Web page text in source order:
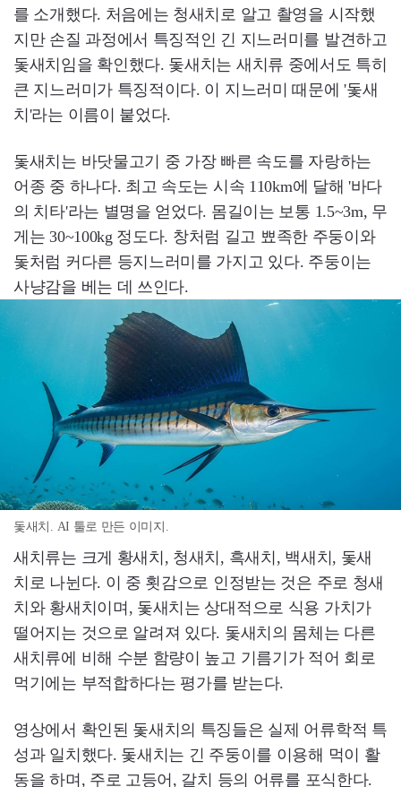
를 소개했다. 처음에는 청새치로 알고 촬영을 시작했
지만 손질 과정에서 특징적인 긴 지느러미를 발견하고
돛새치임을 확인했다. 돛새치는 새치류 중에서도 특히
큰 지느러미가 특징적이다. 이 지느러미 때문에 '돛새
치'라는 이름이 붙었다.
돛새치는 바닷물고기 중 가장 빠른 속도를 자랑하는
어종 중 하나다. 최고 속도는 시속 110km에 달해 '바다
의 치타'라는 별명을 얻었다. 몸길이는 보통 1.5~3m, 무
게는 30~100kg 정도다. 창처럼 길고 뾰족한 주둥이와
돛처럼 커다른 등지느러미를 가지고 있다. 주둥이는
사냥감을 베는 데 쓰인다.
돛새치. AI 툴로 만든 이미지.
새치류는 크게 황새치, 청새치, 흑새치, 백새치, 돛새
치로 나뉜다. 이 중 횟감으로 인정받는 것은 주로 청새
치와 황새치이며, 돛새치는 상대적으로 식용 가치가
떨어지는 것으로 알려져 있다. 돛새치의 몸체는 다른
새치류에 비해 수분 함량이 높고 기름기가 적어 회로
먹기에는 부적합하다는 평가를 받는다.
영상에서 확인된 돛새치의 특징들은 실제 어류학적 특
성과 일치했다. 돛새치는 긴 주둥이를 이용해 먹이 활
동을 하며, 주로 고등어, 갈치 등의 어류를 포식한다.